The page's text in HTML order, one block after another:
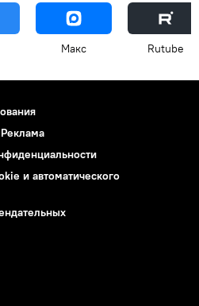
Макс Rutube
Реклама
и автоматического